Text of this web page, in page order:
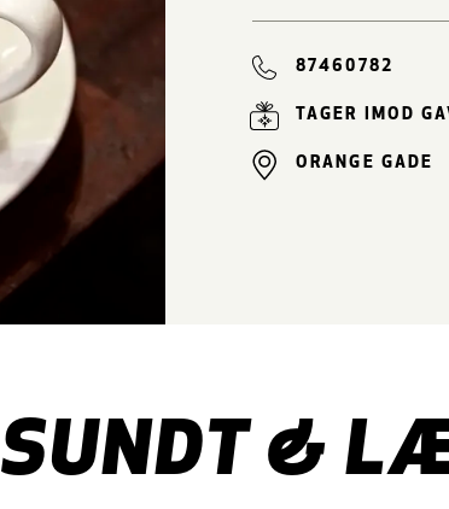
87460782
TAGER IMOD
ORANGE GADE
SUNDT &